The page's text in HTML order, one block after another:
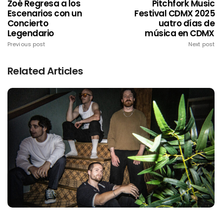
Zoé Regresa a los
Escenarios con un
Concierto
Legendario
Previous post
Pitchfork Music
Festival CDMX 2025
uatro días de
música en CDMX
Next post
Related Articles